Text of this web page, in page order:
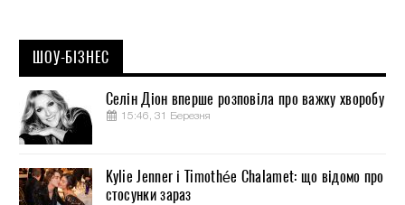
ШОУ-БІЗНЕС
Селін Діон вперше розповіла про важку хворобу
15:46, 31 Березня
Kylie Jenner і Timothée Chalamet: що відомо про
стосунки зараз